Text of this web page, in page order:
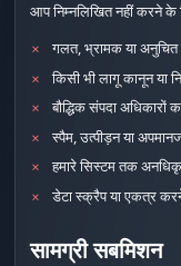
आप निम्नलिखित नहीं करने के
✗ गलत, भ्रामक या अनुचित
✗ किसी भी लागू कानून या
✗ बौद्धिक संपदा अधिकारों
✗ स्पैम, उत्पीड़न या
✗ हमारे सिस्टम तक
✗ डेटा स्क्रैप या एकत्र
सामग्री सबमिशन